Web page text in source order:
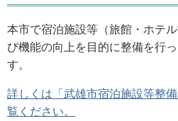
本市で宿泊施設等（旅館・ホテ
び機能の向上を目的に整備を行
す。
詳しくは「武雄市宿泊施設等整
覧ください。